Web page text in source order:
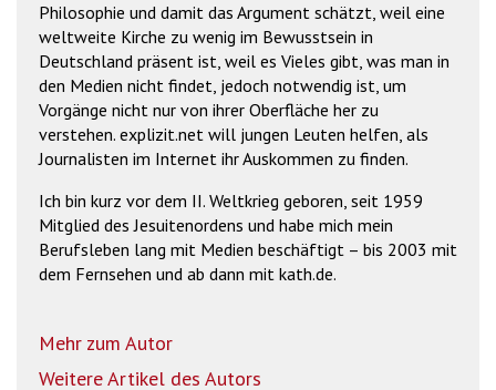
Philosophie und damit das Argument schätzt, weil eine
weltweite Kirche zu wenig im Bewusstsein in
Deutschland präsent ist, weil es Vieles gibt, was man in
den Medien nicht findet, jedoch notwendig ist, um
Vorgänge nicht nur von ihrer Oberfläche her zu
verstehen. explizit.net will jungen Leuten helfen, als
Journalisten im Internet ihr Auskommen zu finden.
Ich bin kurz vor dem II. Weltkrieg geboren, seit 1959
Mitglied des Jesuitenordens und habe mich mein
Berufsleben lang mit Medien beschäftigt – bis 2003 mit
dem Fernsehen und ab dann mit kath.de.
Mehr zum Autor
Weitere Artikel des Autors